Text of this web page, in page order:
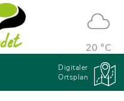
20 °C
Digitaler
Ortsplan